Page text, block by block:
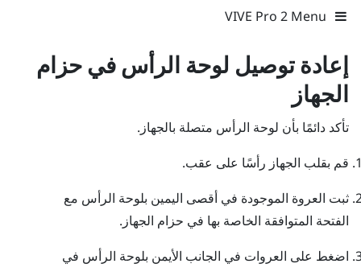
VIVE Pro 2 Menu
إعادة توصيل لوحة الرأس في حزام
الجهاز
تأكد دائمًا بأن لوحة الرأس متصلة بالجهاز.
قم بقلب الجهاز رأسًا على عقب.
ثبت العروة الموجودة في أقصى اليمين بلوحة الرأس مع
الفتحة المتوافقة الخاصة بها في حزام الجهاز.
اضغط على العروات في الجانب الأيمن بلوحة الرأس في